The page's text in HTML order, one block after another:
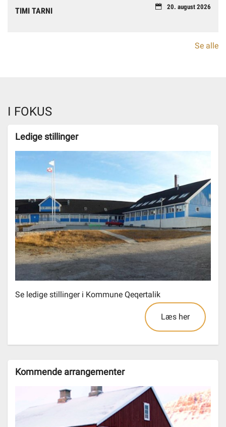
TIMI TARNI 20. august 2026
Se alle
I FOKUS
Ledige stillinger
Se ledige stillinger i Kommune Qeqertalik
Læs her
Kommende arrangementer